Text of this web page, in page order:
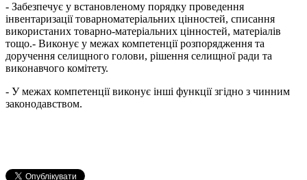
- Забезпечує у встановленому порядку проведення
інвентаризації товарноматеріальних цінностей, списання
використаних товарно-матеріальних цінностей, матеріалів
тощо.- Виконує у межах компетенції розпорядження та
доручення селищного голови, рішення селищної ради та
виконавчого комітету.
- У межах компетенції виконує інші функції згідно з чинним
законодавством.